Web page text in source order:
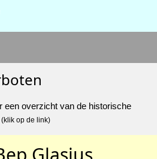
een overzicht van de historische
(klik op de link)